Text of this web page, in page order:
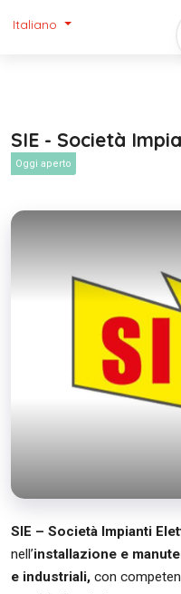
Italiano
SIE - Società
Oggi aperto
SIE – Società Impianti
nell’installazione e
e industriali, con